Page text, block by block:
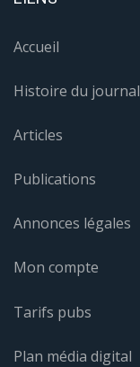
Accueil
Histoire du journal
Articles
Publications
Annonces légales
Mon compte
Tarifs pubs
Plan média digital